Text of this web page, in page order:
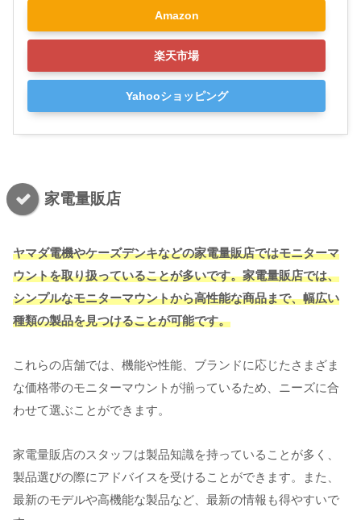
Amazon
楽天市場
Yahooショッピング
家電量販店
ヤマダ電機やケーズデンキなどの家電量販店ではモニターマ
ウントを取り扱っていることが多いです。家電量販店では、
シンプルなモニターマウントから高性能な商品まで、幅広い
種類の製品を見つけることが可能です。
これらの店舗では、機能や性能、ブランドに応じたさまざま
な価格帯のモニターマウントが揃っているため、ニーズに合
わせて選ぶことができます。
家電量販店のスタッフは製品知識を持っていることが多く、
製品選びの際にアドバイスを受けることができます。また、
最新のモデルや高機能な製品など、最新の情報も得やすいで